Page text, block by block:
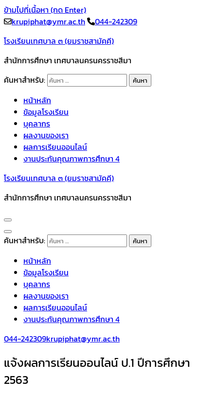
ข้ามไปที่เนื้อหา (กด Enter)
krupiphat@ymr.ac.th
044-242309
โรงเรียนเทศบาล ๓ (ยมราชสามัคคี)
สำนักการศึกษา เทศบาลนครนครราชสีมา
ค้นหาสำหรับ:
หน้าหลัก
ข้อมูลโรงเรียน
บุคลากร
ผลงานของเรา
ผลการเรียนออนไลน์
งานประกันคุณภาพการศึกษา 4
โรงเรียนเทศบาล ๓ (ยมราชสามัคคี)
สำนักการศึกษา เทศบาลนครนครราชสีมา
ค้นหาสำหรับ:
หน้าหลัก
ข้อมูลโรงเรียน
บุคลากร
ผลงานของเรา
ผลการเรียนออนไลน์
งานประกันคุณภาพการศึกษา 4
044-242309krupiphat@ymr.ac.th
แจ้งผลการเรียนออนไลน์ ป.1 ปีการศึกษา
2563